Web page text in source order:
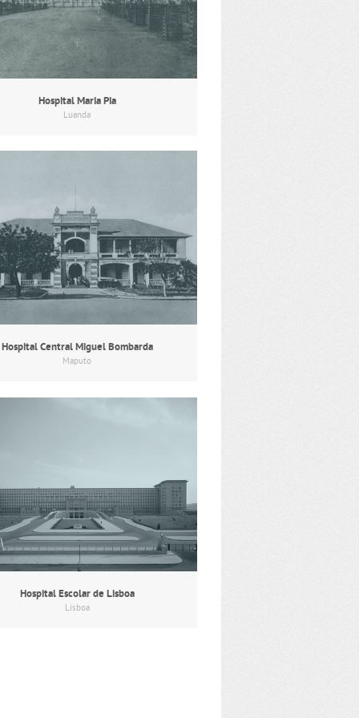
Hospital Maria Pia
Luanda
Hospital Central Miguel Bombarda
Maputo
Hospital Escolar de Lisboa
Lisboa